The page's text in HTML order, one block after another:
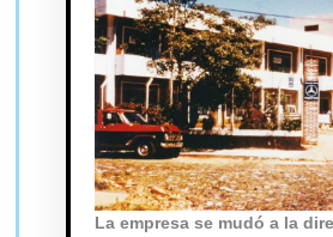
La empresa se mudó a la